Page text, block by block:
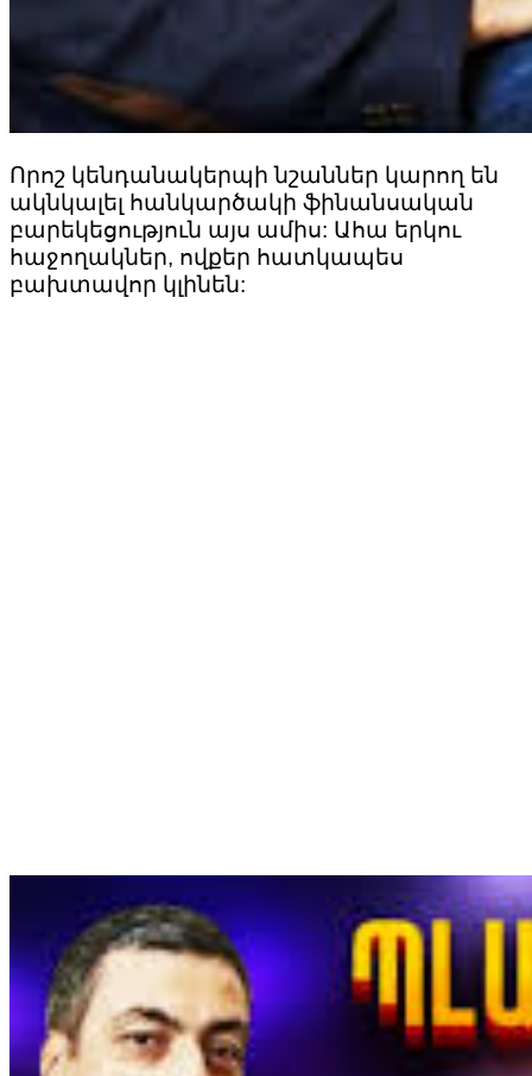
Որոշ կենդանակերպի նշաններ կարող են
ակնկալել հանկարծակի ֆինանսական
բարեկեցություն այս ամիս: Ահա երկու
հաջողակներ, ովքեր հատկապես
բախտավոր կլինեն: